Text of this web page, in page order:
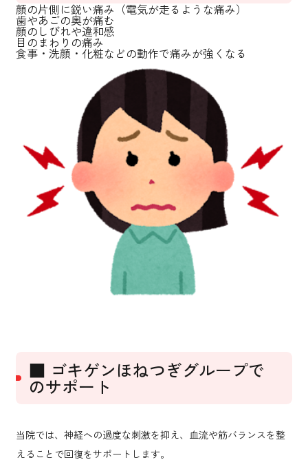
顔の片側に鋭い痛み（電気が走るような痛み）
歯やあごの奥が痛む
顔のしびれや違和感
目のまわりの痛み
食事・洗顔・化粧などの動作で痛みが強くなる
■ ゴキゲンほねつぎグループで
のサポート
当院では、神経への過度な刺激を抑え、血流や筋バランスを整
えることで回復をサポートします。